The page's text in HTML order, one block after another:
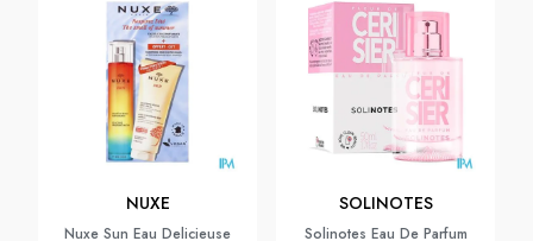
NUXE
Nuxe Sun Eau Delicieuse
SOLINOTES
Solinotes Eau De Parfum